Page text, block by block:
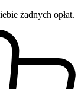
żadnych opłat.